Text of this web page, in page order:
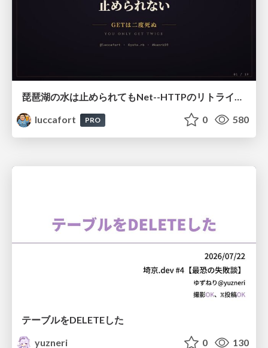
琵琶湖の水は止められてもNet--HTTPのリトライは止められない / You might be able to stop the water flow of Lake Biwa but you can't stop Net::HTTP retries
luccafort
PRO 0 580
テーブルをDELETEした
yuzneri
0 130